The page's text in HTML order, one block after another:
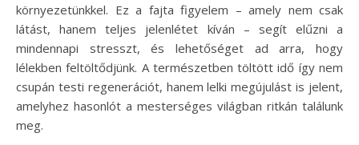
környezetünkkel. Ez a fajta figyelem – amely nem csak
látást, hanem teljes jelenlétet kíván – segít elűzni a
mindennapi stresszt, és lehetőséget ad arra, hogy
lélekben feltöltődjünk. A természetben töltött idő így nem
csupán testi regenerációt, hanem lelki megújulást is jelent,
amelyhez hasonlót a mesterséges világban ritkán találunk
meg.